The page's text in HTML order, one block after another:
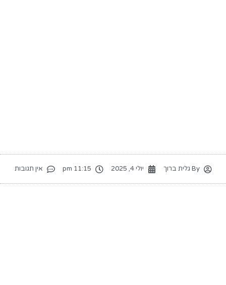
Byגלית ברוך יולי 4, 2025 11:15 pm אין תגובות